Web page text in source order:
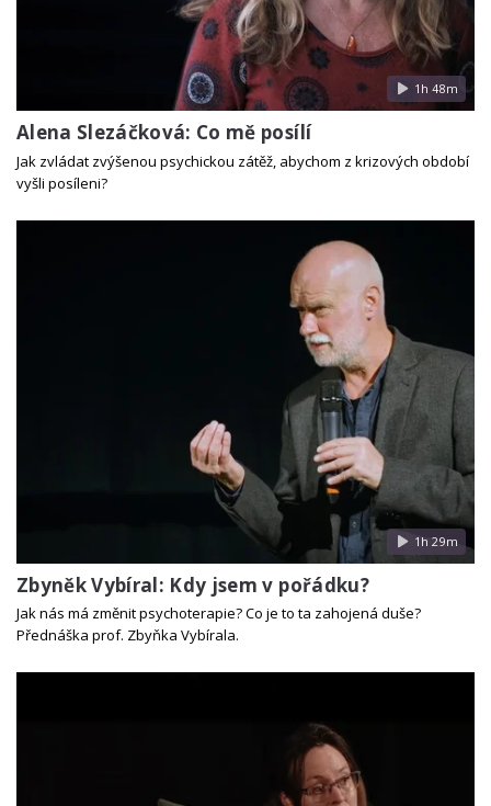
1h 48m
Alena Slezáčková: Co mě posílí
Jak zvládat zvýšenou psychickou zátěž, abychom z krizových období
vyšli posíleni?
1h 29m
Zbyněk Vybíral: Kdy jsem v pořádku?
Jak nás má změnit psychoterapie? Co je to ta zahojená duše?
Přednáška prof. Zbyňka Vybírala.